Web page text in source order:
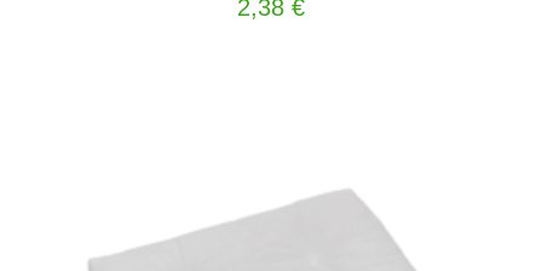
2,38 €